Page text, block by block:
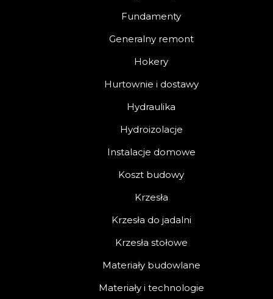
Fundamenty
Generalny remont
Hokery
Hurtownie i dostawy
Hydraulika
Hydroizolacje
Instalacje domowe
Koszt budowy
Krzesła
Krzesła do jadalni
Krzesła stołowe
Materiały budowlane
Materiały i technologie